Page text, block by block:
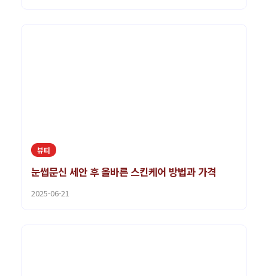
뷰티
눈썹문신 세안 후 올바른 스킨케어 방법과 가격
2025-06-21